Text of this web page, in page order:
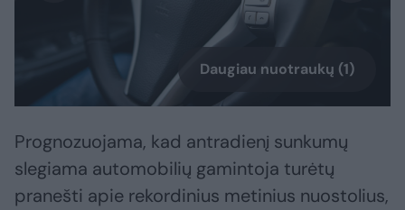
Daugiau nuotraukų (1)
Prognozuojama, kad antradienį sunkumų
slegiama automobilių gamintoja turėtų
pranešti apie rekordinius metinius nuostolius,